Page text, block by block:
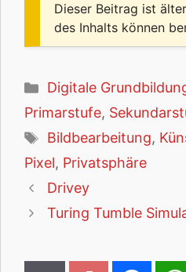
Dieser Beitrag ist
des Inhalts können
Kategorien
Digitale
Primarstufe,
Schlagwörter
Bildbearbeitung,
Pixel, Privatsphäre
Drivey
Turing Tumble